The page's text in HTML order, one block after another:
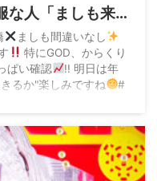
な人「ましも来
やん、そんなん
さい」
ましも間違いなし
特にGOD、からくり
ぱい確認
!! 明日は年
るか"楽しみですね
#